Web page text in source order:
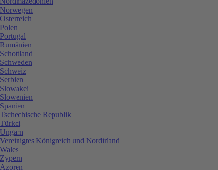
Norwegen
Österreich
Polen
Portugal
Rumänien
Schottland
Schweden
Schweiz
Serbien
Slowakei
Slowenien
Spanien
Tschechische Republik
Türkei
Ungarn
Vereinigtes Königreich und Nordirland
Wales
Zypern
Azoren